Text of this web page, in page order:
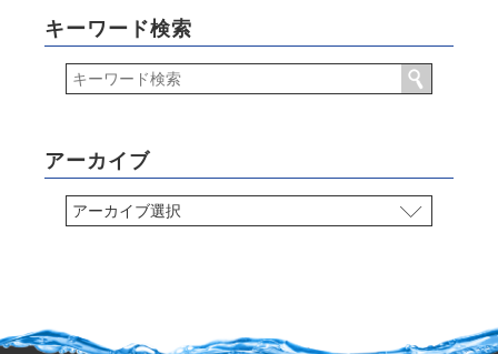
キーワード検索
アーカイブ